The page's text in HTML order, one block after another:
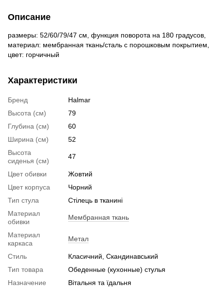
Описание
размеры: 52/60/79/47 см, функция поворота на 180 градусов,
материал: мембранная ткань/сталь с порошковым покрытием,
цвет: горчичный
Характеристики
Бренд
Halmar
Высота (см)
79
Глубина (см)
60
Ширина (см)
52
Высота
сиденья (см)
47
Цвет обивки
Жовтий
Цвет корпуса
Чорний
Тип стула
Стілець в тканині
Материал
обивки
Мембранная ткань
Материал
каркаса
Метал
Стиль
Класичний, Скандинавський
Тип товара
Обеденные (кухонные) стулья
Назначение
Вітальня та їдальня